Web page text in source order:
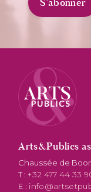
Arts&Publics
Chaussée de
T :+32 477 44 33
E :